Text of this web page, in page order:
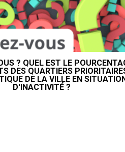
? QUEL EST LE
DES QUARTIERS
DE LA VILLE EN
D'INACTIVITÉ ?